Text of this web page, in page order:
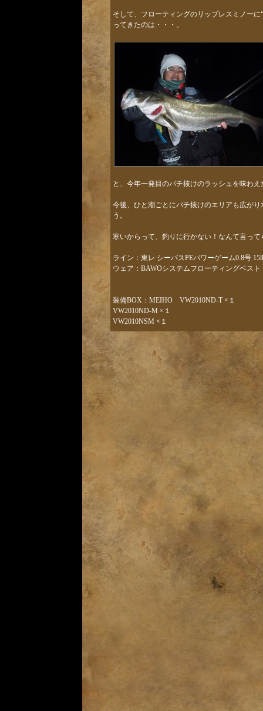
そして、フローティングのリップレスミノー
ってきたのは・・・。
と、今年一発目のバチ抜けのラッシュを味わ
今後、ひと潮ごとにバチ抜けのエリアも広が
う。
寒いからって、釣りに行かない！なんて言っ
ライン：東レ シーバスPEパワーゲーム0.8号
ウェア：BAWOシステムフローティングベスト
装備BOX：MEIHO VW2010ND-T ×１
VW2010ND-M ×１
VW2010NSM ×１